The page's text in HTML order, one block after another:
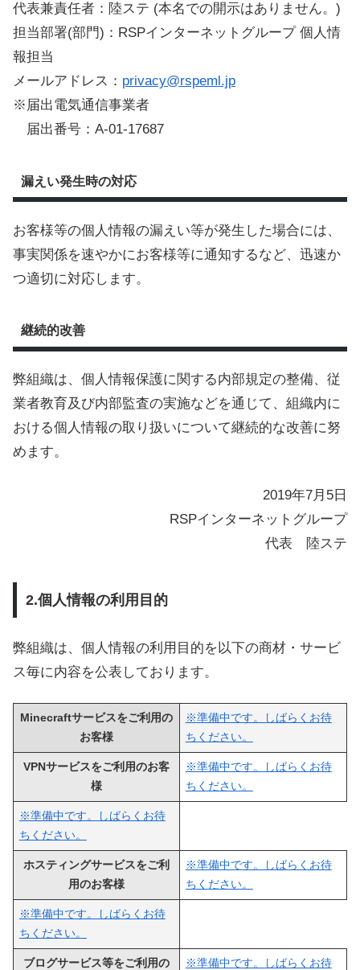
代表兼責任者：陸ステ (本名での開示はありません。)
担当部署(部門)：RSPインターネットグループ 個人情
報担当
メールアドレス： privacy@rspeml.jp
※届出電気通信事業者
届出番号：A-01-17687
漏えい発生時の対応
お客様等の個人情報の漏えい等が発生した場合には、
事実関係を速やかにお客様等に通知するなど、迅速か
つ適切に対応します。
継続的改善
弊組織は、個人情報保護に関する内部規定の整備、従
業者教育及び内部監査の実施などを通じて、組織内に
おける個人情報の取り扱いについて継続的な改善に努
めます。
2019年7月5日
RSPインターネットグループ
代表 陸ステ
2.個人情報の利用目的
弊組織は、個人情報の利用目的を以下の商材・サービ
ス毎に内容を公表しております。
Minecraftサービスをご利用の
お客様
※準備中です。しばらくお待
ちください。
VPNサービスをご利用のお客
様
※準備中です。しばらくお待
ちください。
※準備中です。しばらくお待
ちください。
ホスティングサービスをご利
用のお客様
※準備中です。しばらくお待
ちください。
※準備中です。しばらくお待
ちください。
ブログサービス等をご利用の
※準備中です。しばらくお待